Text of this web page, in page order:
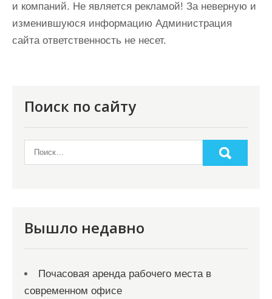
и компаний. Не является рекламой! За неверную и
изменившуюся информацию Администрация
сайта ответственность не несет.
Поиск по сайту
Вышло недавно
Почасовая аренда рабочего места в
современном офисе